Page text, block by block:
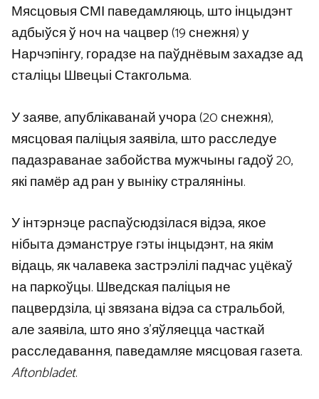
Мясцовыя СМІ паведамляюць, што інцыдэнт
адбыўся ў ноч на чацвер (19 снежня) у
Нарчэпінгу, горадзе на паўднёвым захадзе ад
сталіцы Швецыі Стакгольма.
У заяве, апублікаванай учора (20 снежня),
мясцовая паліцыя заявіла, што расследуе
падазраванае забойства мужчыны гадоў 20,
які памёр ад ран у выніку страляніны.
У інтэрнэце распаўсюдзілася відэа, якое
нібыта дэманструе гэты інцыдэнт, на якім
відаць, як чалавека застрэлілі падчас уцёкаў
на паркоўцы. Шведская паліцыя не
пацвердзіла, ці звязана відэа са стральбой,
але заявіла, што яно з’яўляецца часткай
расследавання, паведамляе мясцовая газета.
Aftonbladet.